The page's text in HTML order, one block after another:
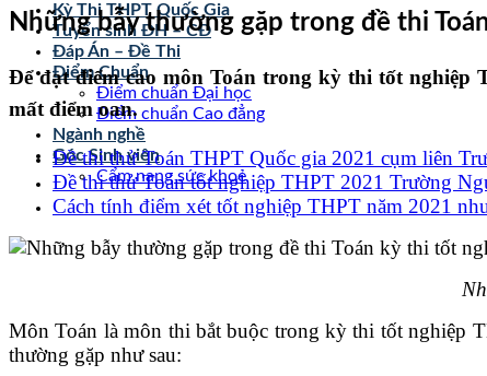
Kỳ Thi THPT Quốc Gia
Tuyển sinh ĐH – CĐ
Đáp Án – Đề Thi
Điểm Chuẩn
Điểm chuẩn Đại học
Điểm chuẩn Cao đẳng
Ngành nghề
Góc Sinh viên
Cẩm nang sức khoẻ
Những bẫy thường gặp trong đề thi
Để đạt điểm cao môn Toán trong kỳ thi tốt nghiệp
mất điểm oan.
Đề thi thử Toán THPT Quốc gia 2021 cụm liên
Đề thi thử Toán tốt nghiệp THPT 2021 Trường
Cách tính điểm xét tốt nghiệp THPT năm 2021
Môn Toán là môn thi bắt buộc trong kỳ thi tốt nghiệp
thường gặp như sau: